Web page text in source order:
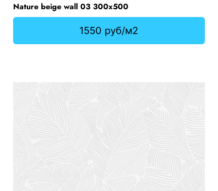
Nature beige wall 03 300х500
1550 руб/м2